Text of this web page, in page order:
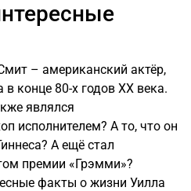
– американский актёр,
конце 80-х годов ХХ века.
являлся
исполнителем? А то, что он
А ещё стал
премии «Грэмми»?
факты о жизни Уилла